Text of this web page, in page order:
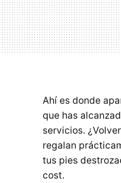
Ahí es donde
que has
servicios.
regalan
tus pies
cost.